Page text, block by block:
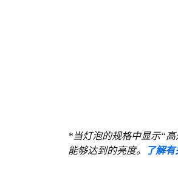
*当灯泡的规格中显示“
能够达到的亮度。
了解